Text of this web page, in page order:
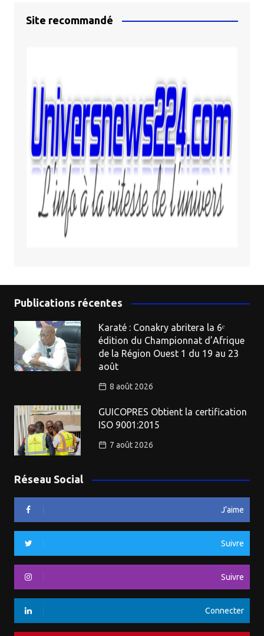
Site recommandé
Publications récentes
Karaté : Conakry abritera la 6ᵉ
édition du Championnat d’Afrique
de la Région Ouest 1 du 19 au 23
août
8 août 2026
GUICOPRES Obtient la certification
ISO 9001:2015
7 août 2026
Réseau Social
J’aime
Suivre
Suivre
Connecter